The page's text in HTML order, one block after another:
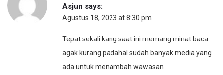
Asjun says:
Agustus 18, 2023 at 8:30 pm
Tepat sekali kang saat ini memang minat baca
agak kurang padahal sudah banyak media yang
ada untuk menambah wawasan